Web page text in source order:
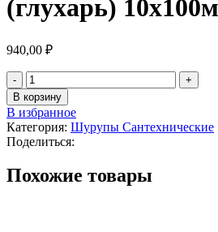
(глухарь)
940,00 ₽
В корзину
В избранное
Категория: Шурупы Сантехнические
Поделиться:
Похожие товары